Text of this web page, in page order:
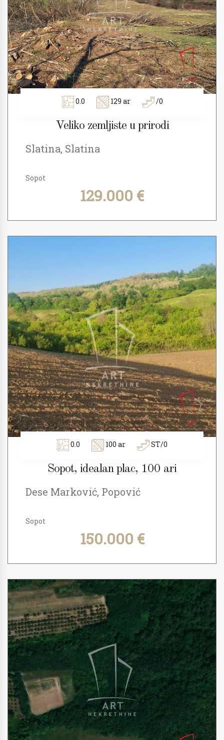
0.0 129 ar /0
Veliko zemljiste u prirodi
Slatina, Slatina
Sopot
129.000 €
0.0 100 ar ST/0
Sopot, idealan plac, 100 ari
Dese Marković, Popović
Sopot
150.000 €